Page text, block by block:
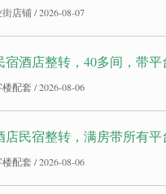
店铺 / 2026-08-07
宿酒店整转，40多间，带
配套 / 2026-08-06
店民宿整转，满房带所有平
配套 / 2026-08-06